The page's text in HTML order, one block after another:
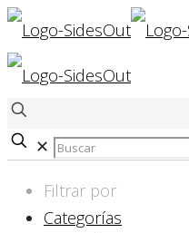
✕
Filtrar por
Categorías